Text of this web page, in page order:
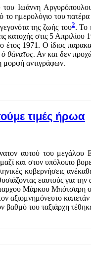
του Ιωάννη
το ημερολόγιο του
της ζωής του2. Το
κατοχής στις 5 Απριλίου
1971. Ο ίδιος
θάνατος. Αν και δεν
μορφή αντιγράφων.
τιμές ήρωα
αυτού του μεγάλου
και στον υπόλοιπο
κυβερνήσεις
εαυτούς για την
Μάρκου Μπότσαρη
αξιομνημόνευτο
του ταξιάρχη